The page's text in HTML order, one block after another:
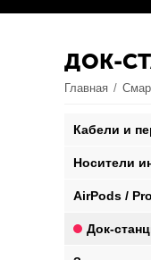
ДОК-
Главная /
Кабели и
Носители
AirPods / Pro
Док-